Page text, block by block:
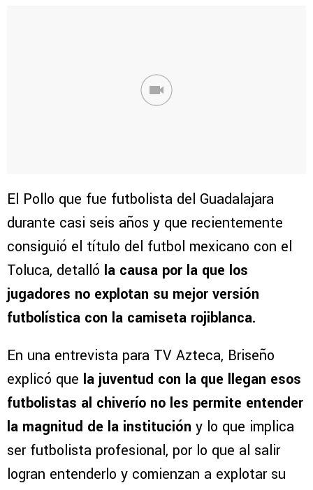
El Pollo que fue futbolista del Guadalajara
durante casi seis años y que recientemente
consiguió el título del futbol mexicano con el
Toluca, detalló la causa por la que los
jugadores no explotan su mejor versión
futbolística con la camiseta rojiblanca.
En una entrevista para TV Azteca, Briseño
explicó que la juventud con la que llegan esos
futbolistas al chiverío no les permite entender
la magnitud de la institución y lo que implica
ser futbolista profesional, por lo que al salir
logran entenderlo y comienzan a explotar su